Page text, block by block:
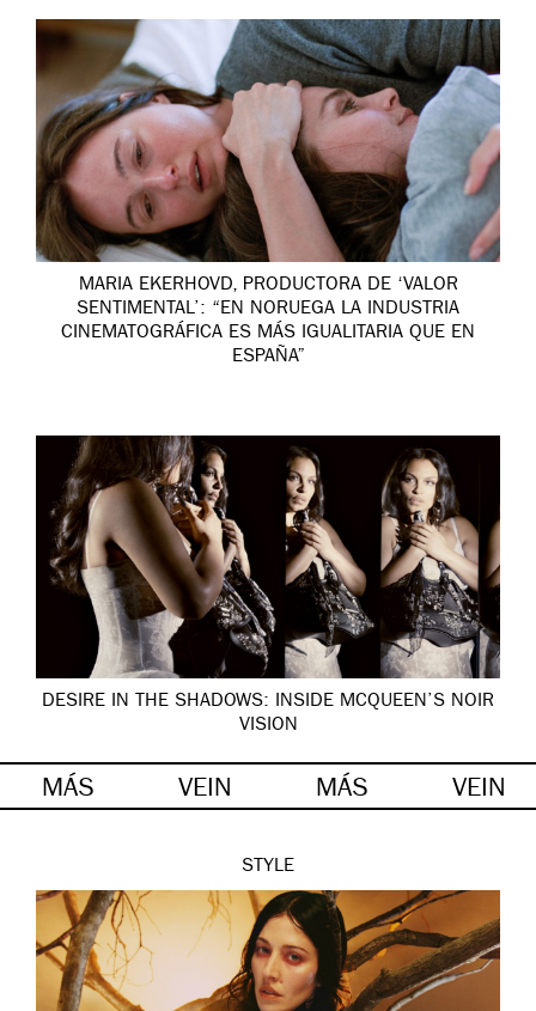
MARIA EKERHOVD, PRODUCTORA DE ‘VALOR
SENTIMENTAL’: “EN NORUEGA LA INDUSTRIA
CINEMATOGRÁFICA ES MÁS IGUALITARIA QUE EN
ESPAÑA”
DESIRE IN THE SHADOWS: INSIDE MCQUEEN’S NOIR
VISION
MÁS VEIN MÁS VEIN
STYLE